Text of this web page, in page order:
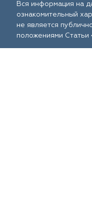
Вся информация на
ознакомительный
не является
положениями Статьи